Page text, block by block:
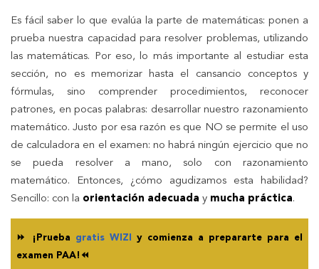
Es fácil saber lo que evalúa la parte de matemáticas: ponen a
prueba nuestra capacidad para resolver problemas, utilizando
las matemáticas. Por eso, lo más importante al estudiar esta
sección, no es memorizar hasta el cansancio conceptos y
fórmulas, sino comprender procedimientos, reconocer
patrones, en pocas palabras: desarrollar nuestro razonamiento
matemático. Justo por esa razón es que NO se permite el uso
de calculadora en el examen: no habrá ningún ejercicio que no
se pueda resolver a mano, solo con razonamiento
matemático. Entonces, ¿cómo agudizamos esta habilidad?
Sencillo: con la orientación adecuada y mucha práctica.
⏩ ¡Prueba gratis WIZI
y comienza a prepararte para el
examen PAA!⏪